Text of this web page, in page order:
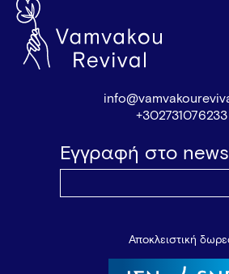
+302731076233
Εγγραφή στο
Αποκλειστική